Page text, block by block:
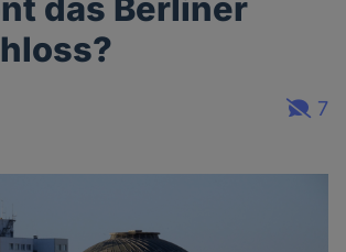
das Berliner
7